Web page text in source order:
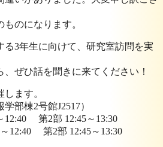
のになります。
る3年生に向けて、研究室訪問を実
ぜひ話を聞きに来てください！
ます。
部棟2号館J2517）
第2部 12:45～13:30
12:40 第2部 12:45～13:30